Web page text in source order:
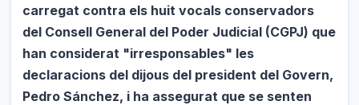
carregat contra els huit vocals conservadors
del Consell General del Poder Judicial (CGPJ) que
han considerat "irresponsables" les
declaracions del dijous del president del Govern,
Pedro Sánchez, i ha assegurat que se senten